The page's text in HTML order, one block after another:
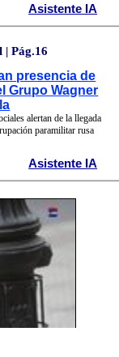
Asistente IA
Pág.16
presencia de
Grupo Wagner
alertan de la llegada
paramilitar rusa
Asistente IA